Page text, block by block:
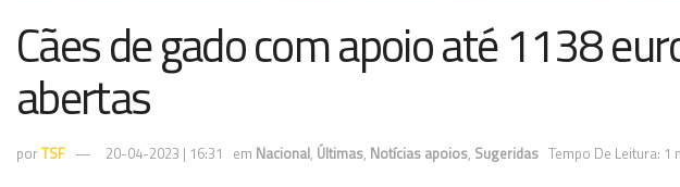
Cães de gado com apoio até 1138
abertas
porTSF 20-04-2023 | 16:31 em Nacional, Últimas, Notícias apoios, Sugeridas Tempo De Leitura: 1